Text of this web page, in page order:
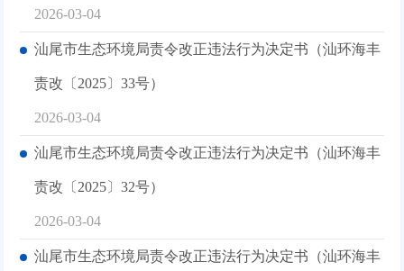
2026-03-04
汕尾市生态环境局责令改正违法行为决定书（汕环海丰
责改〔2025〕33号）
2026-03-04
汕尾市生态环境局责令改正违法行为决定书（汕环海丰
责改〔2025〕32号）
2026-03-04
汕尾市生态环境局责令改正违法行为决定书（汕环海丰